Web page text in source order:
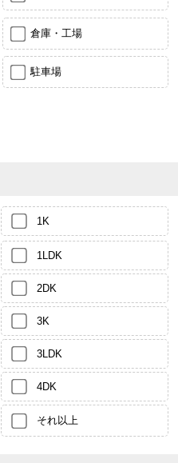
倉庫・工場
駐車場
1K
1LDK
2DK
3K
3LDK
4DK
それ以上